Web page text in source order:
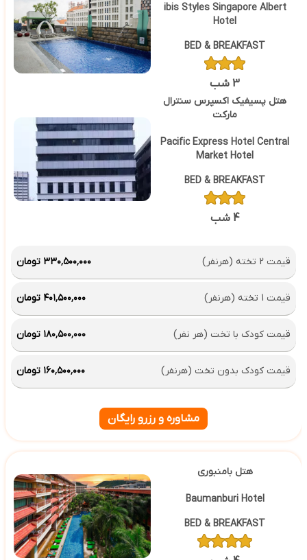
ibis Styles Singapore Albert
Hotel
BED & BREAKFAST
3 شب
هتل پسیفیک اکسپرس سنترال
مارکت
Pacific Express Hotel Central
Market Hotel
BED & BREAKFAST
4 شب
قیمت 2 تخته (هرنفر) ۳۳۰٬۵۰۰٬۰۰۰ تومان
قیمت 1 تخته (هرنفر) ۴۰۱٬۵۰۰٬۰۰۰ تومان
قیمت کودک با تخت (هر نفر) ۱۸۰٬۵۰۰٬۰۰۰ تومان
قیمت کودک بدون تخت (هرنفر) ۱۶۰٬۵۰۰٬۰۰۰ تومان
مشاوره و رزرو رایگان
هتل بامنبوری
Baumanburi Hotel
BED & BREAKFAST